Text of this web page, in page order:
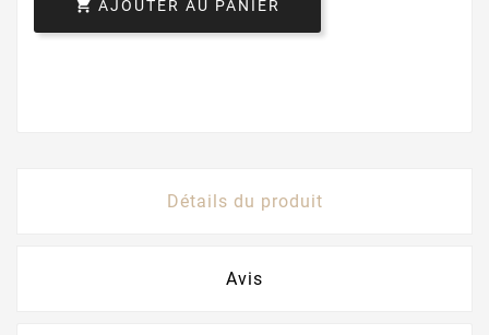
 AJOUTER AU PANIER
Détails du produit
Avis